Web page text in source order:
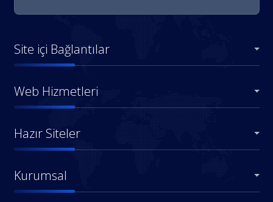
Site içi Bağlantılar
Web Hizmetleri
Hazır Siteler
Kurumsal